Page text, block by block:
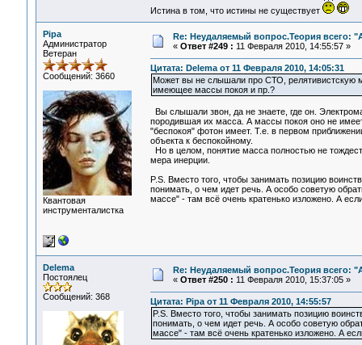
Истина в том, что истины не существует
Pipa
Администратор
Ветеран
Сообщений: 3660
Квантовая
инструменталистка
Re: Неудаляемый вопрос.Теория всего:
« Ответ #249 : 11 Февраля 2010, 14:55:57 »
Цитата: Delema от 11 Февраля 2010, 14:05:31
Может вы не слышали про СТО, релятивистскую
имеющее массы покоя и пр.?
Вы слышали звон, да не знаете, где он.
породившая их масса. А массы покоя оно не
"беспокоя" фотон имеет. Т.е. в первом
объекта к беспокойному.
Но в целом, понятие масса полностью не
мера инерции.
P.S. Вместо того, чтобы занимать позицию
понимать, о чем идет речь. А особо советую
массе" - там всё очень кратенько изложено. А
Delema
Постоялец
Сообщений: 368
Re: Неудаляемый вопрос.Теория всего:
« Ответ #250 : 11 Февраля 2010, 15:37:05 »
Цитата: Pipa от 11 Февраля 2010, 14:55:57
P.S. Вместо того, чтобы занимать позицию
понимать, о чем идет речь. А особо советую
массе" - там всё очень кратенько изложено. А